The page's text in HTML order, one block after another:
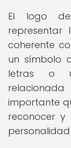
El logo
coherente
un símbolo
letras o
importante
reconocer